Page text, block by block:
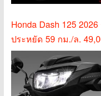
Honda Dash 125
ประหยัด 59 กม./ล.